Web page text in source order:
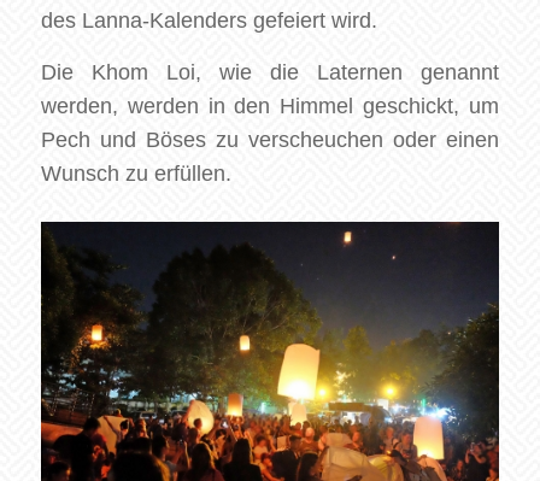
des Lanna-Kalenders gefeiert wird.
Die Khom Loi, wie die Laternen genannt
werden, werden in den Himmel geschickt, um
Pech und Böses zu verscheuchen oder einen
Wunsch zu erfüllen.